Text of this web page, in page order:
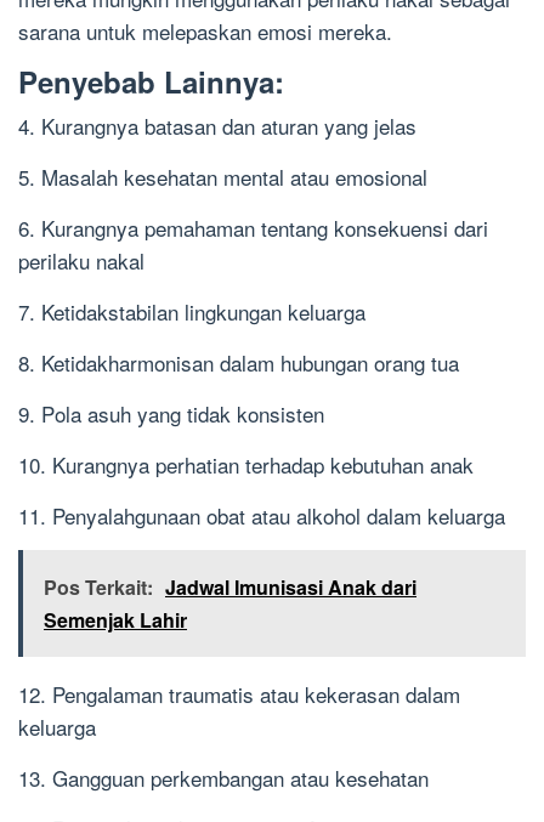
sarana untuk melepaskan emosi mereka.
Penyebab Lainnya:
4. Kurangnya batasan dan aturan yang jelas
5. Masalah kesehatan mental atau emosional
6. Kurangnya pemahaman tentang konsekuensi dari
perilaku nakal
7. Ketidakstabilan lingkungan keluarga
8. Ketidakharmonisan dalam hubungan orang tua
9. Pola asuh yang tidak konsisten
10. Kurangnya perhatian terhadap kebutuhan anak
11. Penyalahgunaan obat atau alkohol dalam keluarga
Pos Terkait: Jadwal Imunisasi Anak dari
Semenjak Lahir
12. Pengalaman traumatis atau kekerasan dalam
keluarga
13. Gangguan perkembangan atau kesehatan